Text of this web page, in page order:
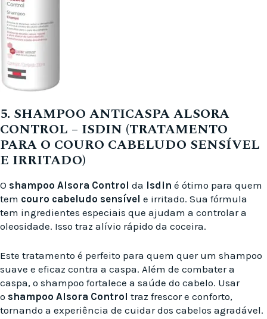
5. SHAMPOO ANTICASPA ALSORA
CONTROL – ISDIN (TRATAMENTO
PARA O COURO CABELUDO SENSÍVEL
E IRRITADO)
O shampoo Alsora Control da Isdin é ótimo para quem
tem couro cabeludo sensível e irritado. Sua fórmula
tem ingredientes especiais que ajudam a controlar a
oleosidade. Isso traz alívio rápido da coceira.
Este tratamento é perfeito para quem quer um shampoo
suave e eficaz contra a caspa. Além de combater a
caspa, o shampoo fortalece a saúde do cabelo. Usar
o shampoo Alsora Control traz frescor e conforto,
tornando a experiência de cuidar dos cabelos agradável.